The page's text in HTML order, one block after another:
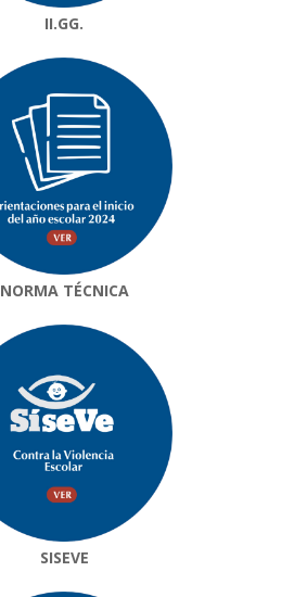
II.GG.
NORMA TÉCNICA
SISEVE